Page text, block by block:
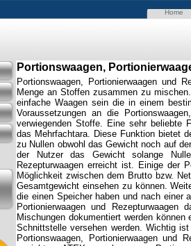
Home
Portionswaagen,
Portionswaagen, Portionierwaagen und
Menge an Stoffen zusammen zu
einfache Waagen sein die in einem
Voraussetzungen an die
verwiegenden Stoffe. Eine sehr beliebte
das Mehrfachtara. Diese Funktion bietet
zu Nullen obwohl das Gewicht noch auf
der Nutzer das Gewicht solange
Rezepturwaagen erreicht ist. Einige der
Möglichkeit zwischen dem Brutto bzw.
Gesamtgewicht einsehen zu können.
die einen Speicher haben und nach einer
Portionierwaagen und
Mischungen dokumentiert werden
Schnittstelle versehen werden. Wichtig
Portionswaagen, Portionierwaagen und